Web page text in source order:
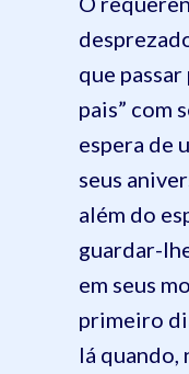
que
pais” com
espera de
seus
além do
guardar-
em seus
primeiro
lá quando,